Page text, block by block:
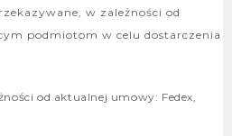
w zależności od
podmiotom w celu dostarczenia
od aktualnej umowy: Fedex,